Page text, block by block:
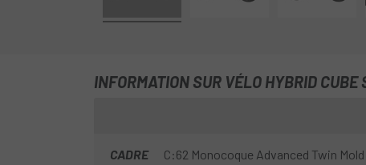
INFORMATION SUR VÉLO HYBRID
CADRE
C:62 Monocoque Advanced Twin